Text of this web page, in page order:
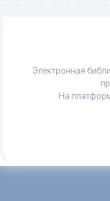
Электронная
На